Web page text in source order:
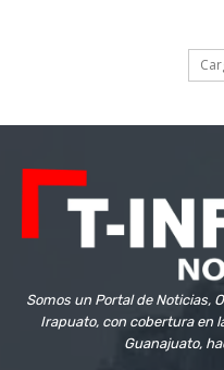
Somos un Portal de Noticias,
Irapuato, con cobertura en
Guanajuato,